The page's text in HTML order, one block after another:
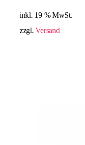
inkl. 19 % MwSt.
zzgl.Versand